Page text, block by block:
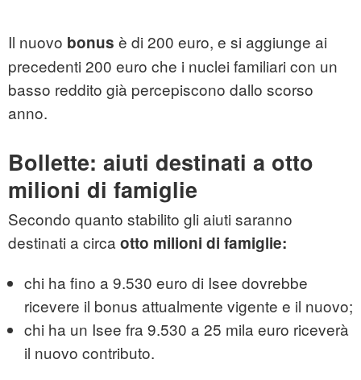
Il nuovo bonus è di 200 euro, e si aggiunge ai
precedenti 200 euro che i nuclei familiari con un
basso reddito già percepiscono dallo scorso
anno.
Bollette: aiuti destinati a otto
milioni di famiglie
Secondo quanto stabilito gli aiuti saranno
destinati a circa otto milioni di famiglie:
chi ha fino a 9.530 euro di Isee dovrebbe
ricevere il bonus attualmente vigente e il nuovo;
chi ha un Isee fra 9.530 a 25 mila euro riceverà
il nuovo contributo.